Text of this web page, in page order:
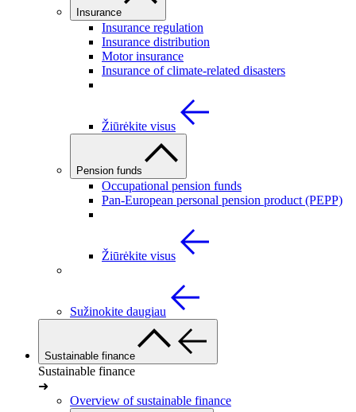
Insurance
Insurance regulation
Insurance distribution
Motor insurance
Insurance of climate-related disasters
Žiūrėkite visus
Pension funds
Occupational pension funds
Pan-European personal pension product (PEPP)
Žiūrėkite visus
Sužinokite daugiau
Sustainable finance
Sustainable finance
➜
Overview of sustainable finance